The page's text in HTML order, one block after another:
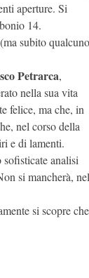
aperture. Si
14.
subito qualcuno
Petrarca,
nella sua vita
felice, ma che, in
nel corso della
e di lamenti.
sofisticate analisi
si mancherà, nel
si scopre che